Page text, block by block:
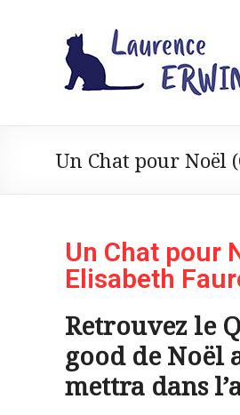
Un Chat pour
Un Chat pour
Elisabeth
Retrouvez le
good de Noël
mettra dans